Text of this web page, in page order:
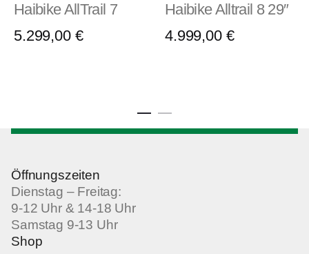
Haibike AllTrail 7
5.299,00 €
Haibike Alltrail 8 29″
4.999,00 €
Öffnungszeiten
Dienstag – Freitag:
9-12 Uhr & 14-18 Uhr
Samstag 9-13 Uhr
Shop